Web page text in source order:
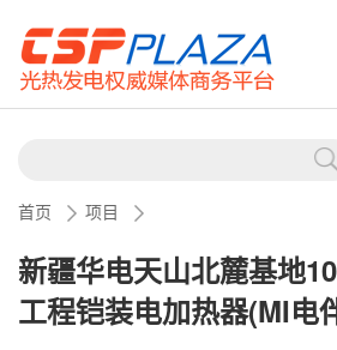
首页 项目
新疆华电天山北麓基地
工程铠装电加热器(MI电